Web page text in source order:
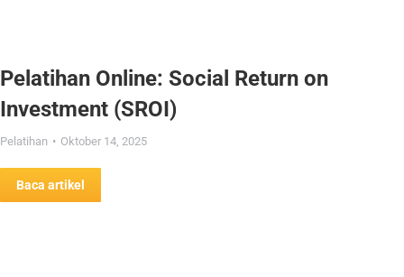
Pelatihan Online: Social Return on
Investment (SROI)
Pelatihan Oktober 14, 2025
Baca artikel